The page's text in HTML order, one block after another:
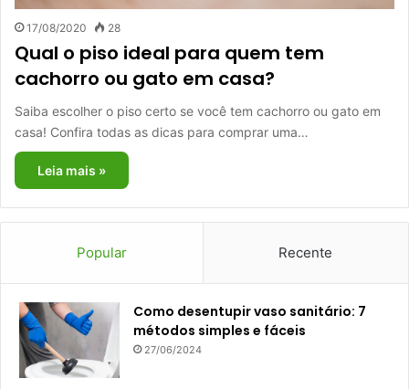
17/08/2020 28
Qual o piso ideal para quem tem
cachorro ou gato em casa?
Saiba escolher o piso certo se você tem cachorro ou gato em
casa! Confira todas as dicas para comprar uma…
Leia mais »
Popular Recente
Como desentupir vaso sanitário: 7
métodos simples e fáceis
27/06/2024